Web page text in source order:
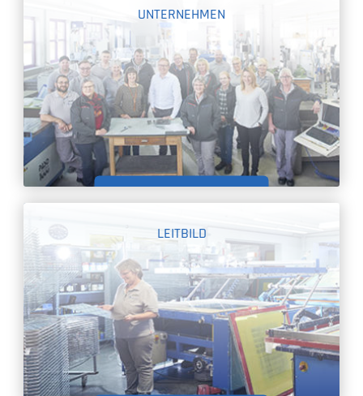
UNTERNEHMEN
LEITBILD